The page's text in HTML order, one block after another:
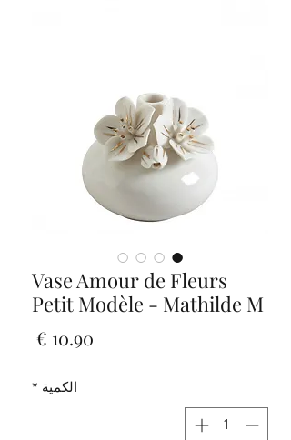
Vase Amour de Fleurs
Petit Modèle - Mathilde M
الكمية *